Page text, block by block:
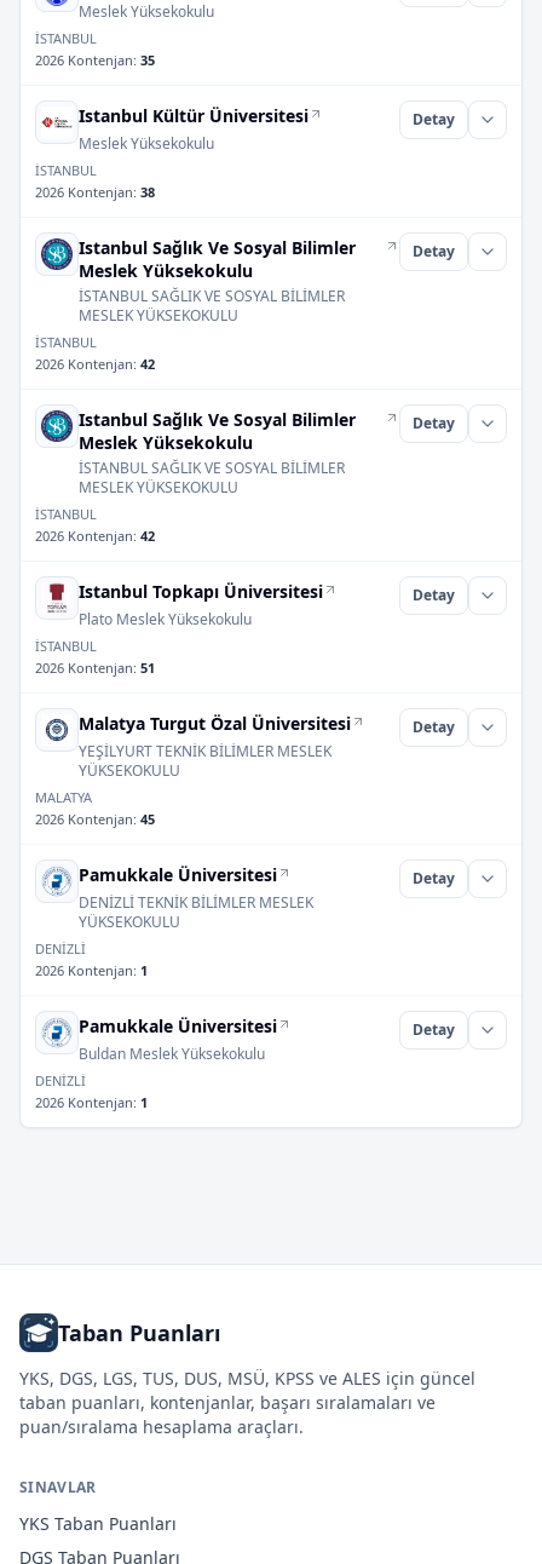
Meslek Yüksekokulu
İSTANBUL
2026 Kontenjan: 35
Istanbul Kültür Üniversitesi
Meslek Yüksekokulu
Detay
İSTANBUL
2026 Kontenjan: 38
Istanbul Sağlık Ve Sosyal Bilimler
Meslek Yüksekokulu
İSTANBUL SAĞLIK VE SOSYAL BİLİMLER
MESLEK YÜKSEKOKULU
Detay
İSTANBUL
2026 Kontenjan: 42
Istanbul Sağlık Ve Sosyal Bilimler
Meslek Yüksekokulu
İSTANBUL SAĞLIK VE SOSYAL BİLİMLER
MESLEK YÜKSEKOKULU
Detay
İSTANBUL
2026 Kontenjan: 42
Istanbul Topkapı Üniversitesi
Plato Meslek Yüksekokulu
Detay
İSTANBUL
2026 Kontenjan: 51
Malatya Turgut Özal Üniversitesi
YEŞİLYURT TEKNİK BİLİMLER MESLEK
YÜKSEKOKULU
Detay
MALATYA
2026 Kontenjan: 45
Pamukkale Üniversitesi
DENİZLİ TEKNİK BİLİMLER MESLEK
YÜKSEKOKULU
Detay
DENİZLİ
2026 Kontenjan: 1
Pamukkale Üniversitesi
Buldan Meslek Yüksekokulu
Detay
DENİZLİ
2026 Kontenjan: 1
Taban Puanları
YKS, DGS, LGS, TUS, DUS, MSÜ, KPSS ve ALES için güncel
taban puanları, kontenjanlar, başarı sıralamaları ve
puan/sıralama hesaplama araçları.
SINAVLAR
YKS Taban Puanları
DGS Taban Puanları